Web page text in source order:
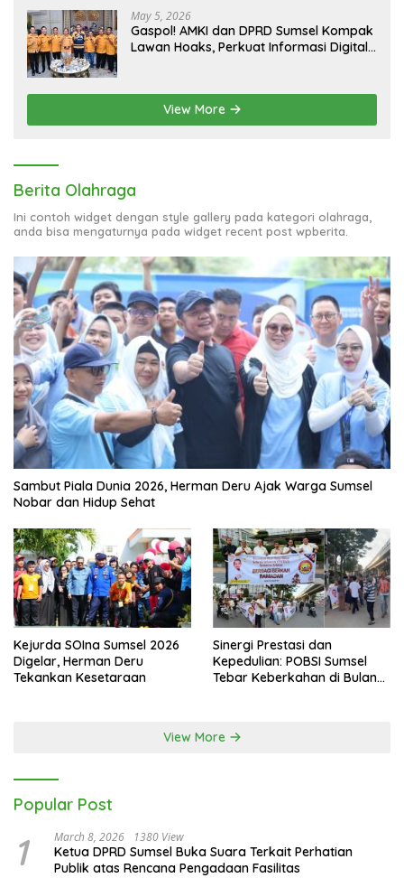
May 5, 2026
Gaspol! AMKI dan DPRD Sumsel Kompak
Lawan Hoaks, Perkuat Informasi Digital
View More
Berita Olahraga
Ini contoh widget dengan style gallery pada kategori olahraga,
anda bisa mengaturnya pada widget recent post wpberita.
Sambut Piala Dunia 2026, Herman Deru Ajak Warga Sumsel
Nobar dan Hidup Sehat
Kejurda SOIna Sumsel 2026
Digelar, Herman Deru
Tekankan Kesetaraan
Sinergi Prestasi dan
Kepedulian: POBSI Sumsel
Tebar Keberkahan di Bulan
View More
Popular Post
1 March 8, 2026 1380 View
Ketua DPRD Sumsel Buka Suara Terkait Perhatian
Publik atas Rencana Pengadaan Fasilitas